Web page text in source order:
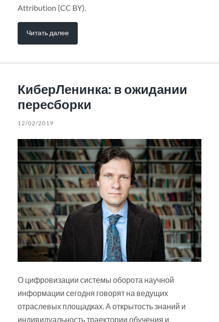
Attribution (CC BY).
Читать далее
КиберЛенинка: в ожидании
пересборки
12/02/2019
О цифровизации системы оборота научной
информации сегодня говорят на ведущих
отраслевых площадках. А открытость знаний и
индивидуальность траектории обучения и